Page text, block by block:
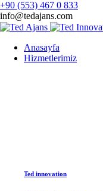
+90 (553) 467 0 833
info@tedajans.com
Anasayfa
Hizmetlerimiz
Ted innovation